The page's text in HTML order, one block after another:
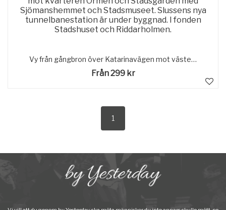
Vy från gångbron över Katarinavägen mot väster mot kvarteren Ormen och Stadsgården med Sjömanshemmet och Stadsmuseet. Slussens nya tunnelbanestation är under byggnad. I fonden Stadshuset och Riddarholmen.
Från 299 kr
1